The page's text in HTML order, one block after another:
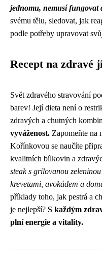
jednomu, nemusí fungovat
svému tělu, sledovat, jak
podle potřeby upravovat
Recept na zdravé
Svět zdravého stravování
barev! Její dieta není o
zdravých a chutných
vyváženost. Zapomeňte na
Kořínkovou se naučíte
kvalitních bílkovin a
steak s grilovanou
krevetami, avokádem a
příklady toho, jak pestrá a
je nejlepší? S každým
plní energie a vitality.